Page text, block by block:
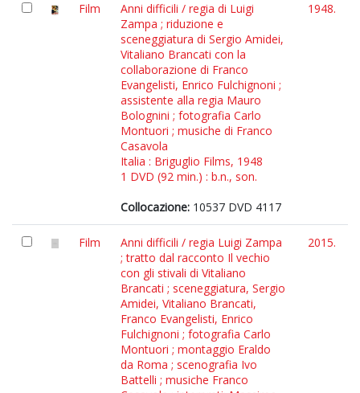
Film
Anni difficili / regia di Luigi
Zampa ; riduzione e
sceneggiatura di Sergio Amidei,
Vitaliano Brancati con la
collaborazione di Franco
Evangelisti, Enrico Fulchignoni ;
assistente alla regia Mauro
Bolognini ; fotografia Carlo
Montuori ; musiche di Franco
Casavola
Italia : Briguglio Films, 1948
1 DVD (92 min.) : b.n., son.
Collocazione: 10537 DVD 4117
1948.
Film
Anni difficili / regia Luigi Zampa
; tratto dal racconto Il vechio
con gli stivali di Vitaliano
Brancati ; sceneggiatura, Sergio
Amidei, Vitaliano Brancati,
Franco Evangelisti, Enrico
Fulchignoni ; fotografia Carlo
Montuori ; montaggio Eraldo
da Roma ; scenografia Ivo
Battelli ; musiche Franco
2015.